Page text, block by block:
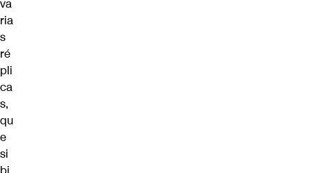
va
ria
s
ré
pli
ca
s,
qu
e
si